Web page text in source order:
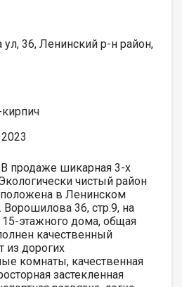
36, Ленинский р-н район,
продаже шикарная 3-х
чистый район
в Ленинском
Ворошилова 36, стр.9, на
этажного дома, общая
качественный
из дорогих
комнаты, качественная
застекленная